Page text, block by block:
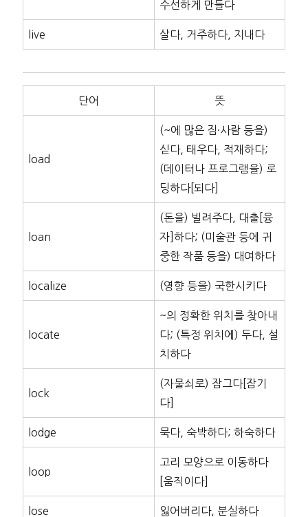
수선하게 만들다
live 살다, 거주하다, 지내다
단어 뜻
load
(~에 많은 짐·사람 등을)
싣다, 태우다, 적재하다;
(데이터나 프로그램을) 로
딩하다[되다]
loan
(돈을) 빌려주다, 대출[융
자]하다; (미술관 등에 귀
중한 작품 등을) 대여하다
localize (영향 등을) 국한시키다
locate
~의 정확한 위치를 찾아내
다; (특정 위치에) 두다, 설
치하다
lock
(자물쇠로) 잠그다[잠기
다]
lodge 묵다, 숙박하다; 하숙하다
loop
고리 모양으로 이동하다
[움직이다]
lose 잃어버리다, 분실하다